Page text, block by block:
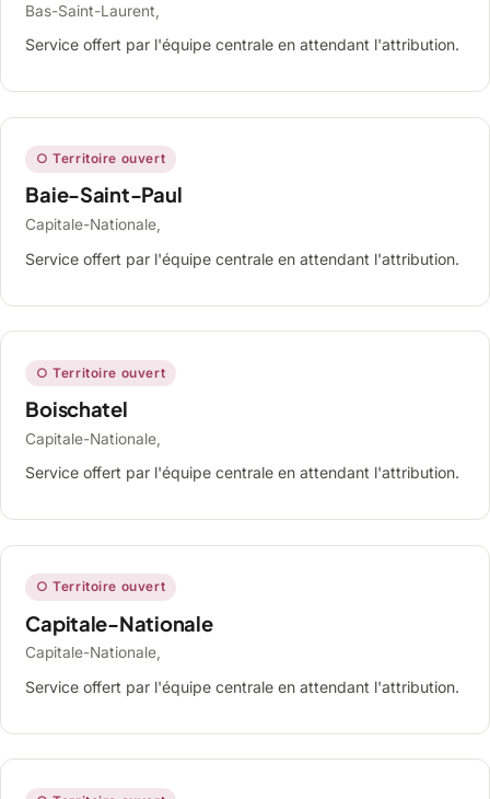
Bas-Saint-Laurent,
Service offert par l'équipe centrale en attendant l'attribution.
○ Territoire ouvert
Baie-Saint-Paul
Capitale-Nationale,
Service offert par l'équipe centrale en attendant l'attribution.
○ Territoire ouvert
Boischatel
Capitale-Nationale,
Service offert par l'équipe centrale en attendant l'attribution.
○ Territoire ouvert
Capitale-Nationale
Capitale-Nationale,
Service offert par l'équipe centrale en attendant l'attribution.